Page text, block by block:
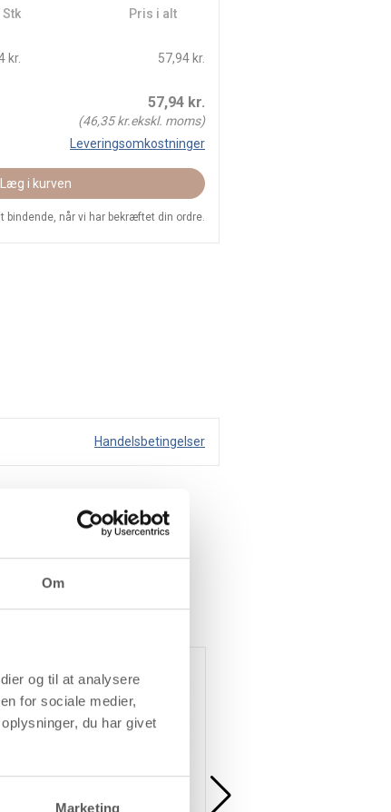
Om
og til at analysere
for sociale medier,
du har givet
Marketing
Stk Pris i alt
kr. 57,94 kr.
57,94kr.
(46,35kr.ekskl. moms)
Leveringsomkostninger
Læg i kurven
bindende, når vi har bekræftet din ordre.
Handelsbetingelser